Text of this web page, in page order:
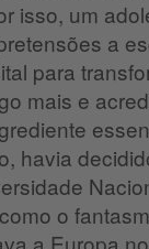
isso, um
a
para
mais e
havia
o
a Europa